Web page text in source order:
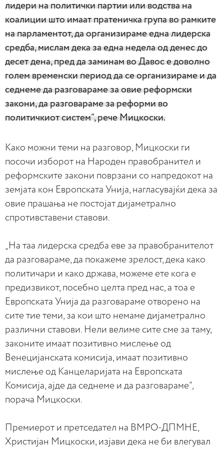
лидери на политички партии или водства на
коалиции што имаат пратеничка група во рамките
на парламентот, да организираме една лидерска
средба, мислам дека за една недела од денес до
десет дена, пред да заминам во Давос е доволно
голем временски период да се организираме и да
седнеме да разговараме за овие реформски
закони, да разговараме за реформи во
политичкиот систем“, рече Мицкоски.
Како можни теми на разговор, Мицкоски ги
посочи изборот на Народен правобранител и
реформските закони поврзани со напредокот на
земјата кон Европската Унија, нагласувајќи дека за
овие прашања не постојат дијаметрално
спротивставени ставови.
„На таа лидерска средба еве за правобранителот
да разговараме, да покажеме зрелост, дека како
политичари и како држава, можеме ете кога е
предизвикот, посебно целта пред нас, а тоа е
Европската Унија да разговараме отворено на
сите тие теми, за кои што немаме дијаметрално
различни ставови. Нели велиме сите сме за таму,
законите имаат позитивно мислење од
Венецијанската комисија, имаат позитивно
мислење од Канцеларијата на Европската
Комисија, ајде да седнеме и да разговараме“,
порача Мицкоски.
Премиерот и претседател на ВМРО-ДПМНЕ,
Христијан Мицкоски, изјави дека не би влегувал